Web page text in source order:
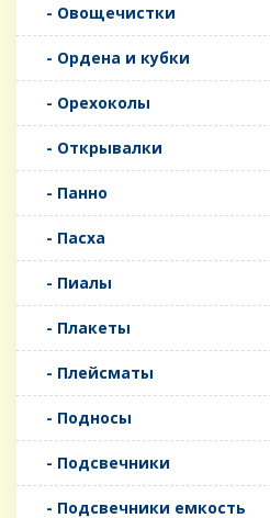
- Овощечистки
- Ордена и кубки
- Орехоколы
- Открывалки
- Панно
- Пасха
- Пиалы
- Плакеты
- Плейсматы
- Подносы
- Подсвечники
- Подсвечники емкость